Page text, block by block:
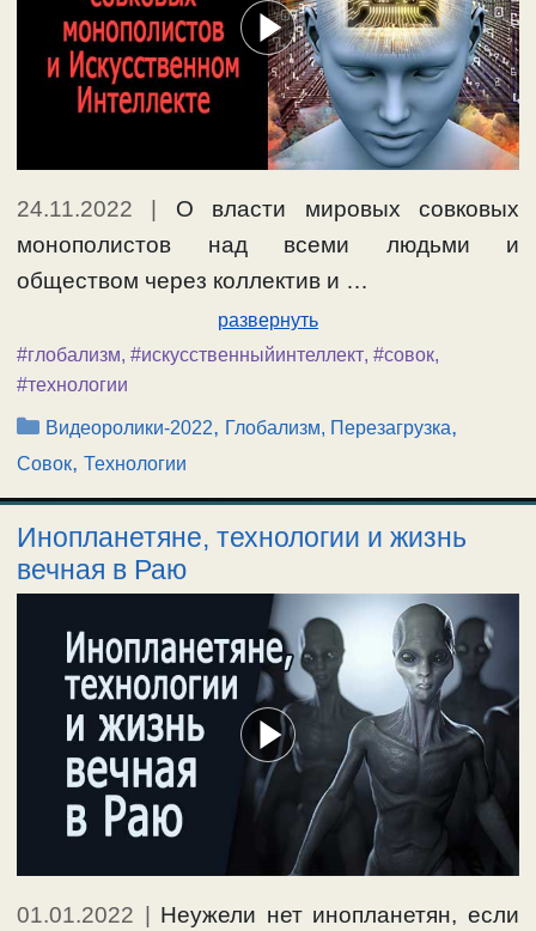
24.11.2022
О власти мировых совковых
монополистов над всеми людьми и
обществом через коллектив и …
развернуть
#глобализм, #искусственныйинтеллект, #совок,
#технологии
Рубрики
Видеоролики-2022, Глобализм, Перезагрузка,
Совок, Технологии
Инопланетяне, технологии и жизнь
вечная в Раю
01.01.2022
Неужели нет инопланетян, если